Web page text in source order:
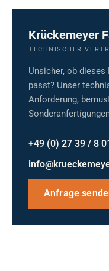
Krückemeyer
TECHNISCHER
Unsicher, ob dieses
passt? Unser
Anforderung,
+49 (0) 27 39 / 8
Anfrage